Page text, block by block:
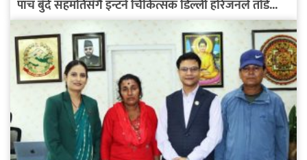
पाँच बुँदे सहमतिसँगै इन्टर्न चिकित्सक डिल्ली हरिजनले तोडे...